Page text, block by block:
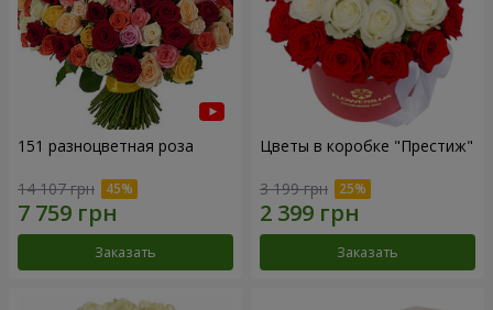
151 разноцветная роза
14 107 грн
Заказать
Цветы в коробке "Престиж"
3 199 грн
Заказать